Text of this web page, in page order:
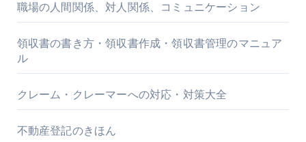
職場の人間関係、対人関係、コミュニケーション
領収書の書き方・領収書作成・領収書管理のマニュア
ル
クレーム・クレーマーへの対応・対策大全
不動産登記のきほん